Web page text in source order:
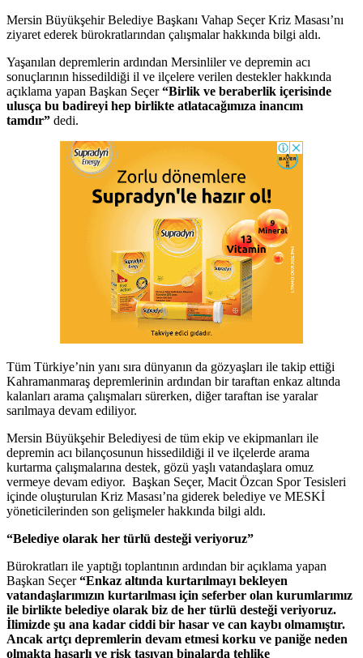
Mersin Büyükşehir Belediye Başkanı Vahap Seçer Kriz Masası’nı
ziyaret ederek bürokratlarından çalışmalar hakkında bilgi aldı.
Yaşanılan depremlerin ardından Mersinliler ve depremin acı
sonuçlarının hissedildiği il ve ilçelere verilen destekler hakkında
açıklama yapan Başkan Seçer“Birlik ve beraberlik içerisinde
ulusça bu badireyi hep birlikte atlatacağımıza inancım
tamdır” dedi.
Tüm Türkiye’nin yanı sıra dünyanın da gözyaşları ile takip ettiği
Kahramanmaraş depremlerinin ardından bir taraftan enkaz altında
kalanları arama çalışmaları sürerken, diğer taraftan ise yaralar
sarılmaya devam ediliyor.
Mersin Büyükşehir Belediyesi de tüm ekip ve ekipmanları ile
depremin acı bilançosunun hissedildiği il ve ilçelerde arama
kurtarma çalışmalarına destek, gözü yaşlı vatandaşlara omuz
vermeye devam ediyor. Başkan Seçer, Macit Özcan Spor Tesisleri
içinde oluşturulan Kriz Masası’na giderek belediye ve MESKİ
yöneticilerinden son gelişmeler hakkında bilgi aldı.
“Belediye olarak her türlü desteği veriyoruz”
Bürokratları ile yaptığı toplantının ardından bir açıklama yapan
Başkan Seçer“Enkaz altında kurtarılmayı bekleyen
vatandaşlarımızın kurtarılması için seferber olan kurumlarımız
ile birlikte belediye olarak biz de her türlü desteği veriyoruz.
İlimizde şu ana kadar ciddi bir hasar ve can kaybı olmamıştır.
Ancak artçı depremlerin devam etmesi korku ve paniğe neden
olmakta hasarlı ve risk taşıyan binalarda tehlike